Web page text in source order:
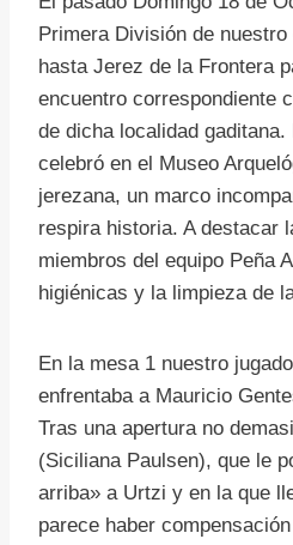
Primera División de
hasta Jerez de la Frontera
encuentro correspondiente
de dicha localidad
celebró en el Museo
jerezana, un marco
respira historia. A destacar
miembros del equipo Peña
higiénicas y la limpieza de
En la mesa 1 nuestro
enfrentaba a Mauricio
Tras una apertura no
(Siciliana Paulsen), que le
arriba» a Urtzi y en la que
parece haber